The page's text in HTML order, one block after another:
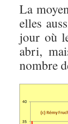
La
elles
jour où
abri,
nombre